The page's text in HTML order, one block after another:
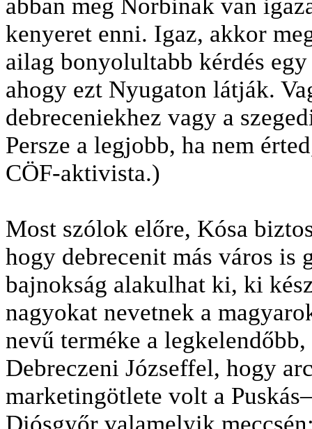
abban meg Norbinak van
kenyeret enni. Igaz, akkor
ailag bonyolultabb kérdés
ahogy ezt Nyugaton látják.
debreceniekhez vagy a
Persze a legjobb, ha nem
CÖF-aktivista.)
Most szólok előre, Kósa
hogy debrecenit más város is
bajnokság alakulhat ki, ki
nagyokat nevetnek a
nevű terméke a
Debreczeni Józseffel, hogy
marketingötlete volt a